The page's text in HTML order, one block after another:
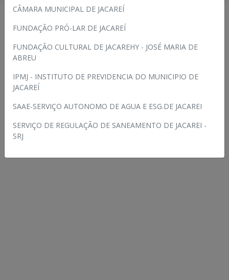
Chamamentos
Recursos
multas
de
trânsito
CÂMARA MUNICIPAL DE JACAREÍ
FUNDAÇÃO PRÓ-LAR DE JACAREÍ
FUNDAÇÃO CULTURAL DE JACAREHY - JOSÉ MARIA DE
ABREU
IPMJ - INSTITUTO DE PREVIDENCIA DO MUNICIPIO DE
JACAREÍ
SAAE-SERVIÇO AUTONOMO DE AGUA E ESG.DE JACAREI
SERVIÇO DE REGULAÇÃO DE SANEAMENTO DE JACAREI -
SRJ